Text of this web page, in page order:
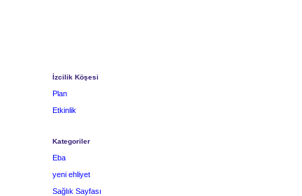
İzcilik Köşesi
Plan
Etkinlik
Kategoriler
Eba
yeni ehliyet
Sağlık Sayfası